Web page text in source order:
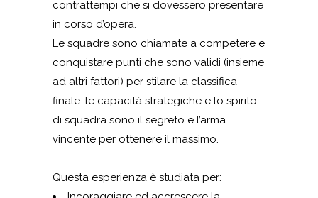
contrattempi che si dovessero presentare
in corso d’opera.
Le squadre sono chiamate a competere e
conquistare punti che sono validi (insieme
ad altri fattori) per stilare la classifica
finale: le capacità strategiche e lo spirito
di squadra sono il segreto e l’arma
vincente per ottenere il massimo.
Questa esperienza è studiata per: